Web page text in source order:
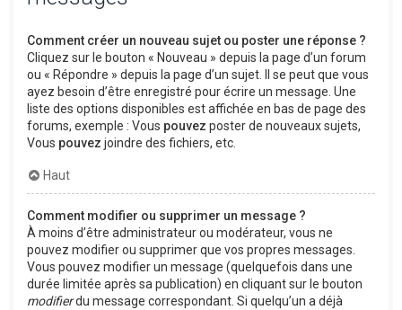
Comment créer un nouveau sujet ou poster une réponse ?
Cliquez sur le bouton « Nouveau » depuis la page d’un forum
ou « Répondre » depuis la page d’un sujet. Il se peut que vous
ayez besoin d’être enregistré pour écrire un message. Une
liste des options disponibles est affichée en bas de page des
forums, exemple : Vous pouvez poster de nouveaux sujets,
Vous pouvez joindre des fichiers, etc.
Haut
Comment modifier ou supprimer un message ?
À moins d’être administrateur ou modérateur, vous ne
pouvez modifier ou supprimer que vos propres messages.
Vous pouvez modifier un message (quelquefois dans une
durée limitée après sa publication) en cliquant sur le bouton
modifierdu message correspondant. Si quelqu’un a déjà